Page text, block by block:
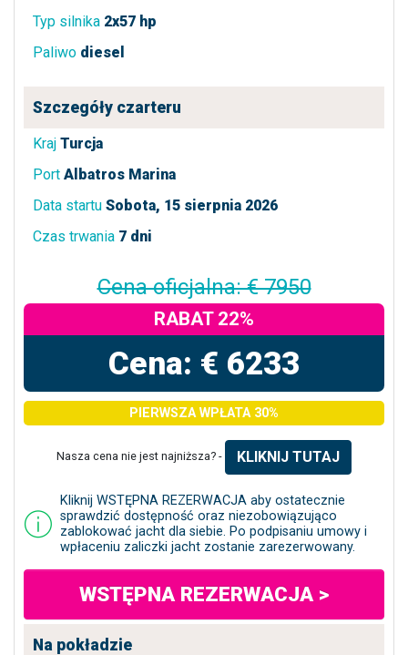
Typ silnika 2x57 hp
Paliwo diesel
Szczegóły czarteru
Kraj Turcja
Port Albatros Marina
Data startu Sobota, 15 sierpnia 2026
Czas trwania 7 dni
Cena oficjalna: € 7950
RABAT 22%
Cena: € 6233
PIERWSZA WPŁATA 30%
Nasza cena nie jest najniższa? - KLIKNIJ TUTAJ
Kliknij WSTĘPNA REZERWACJA aby ostatecznie
sprawdzić dostępność oraz niezobowiązująco
zablokować jacht dla siebie. Po podpisaniu umowy i
wpłaceniu zaliczki jacht zostanie zarezerwowany.
WSTĘPNA REZERWACJA >
Na pokładzie